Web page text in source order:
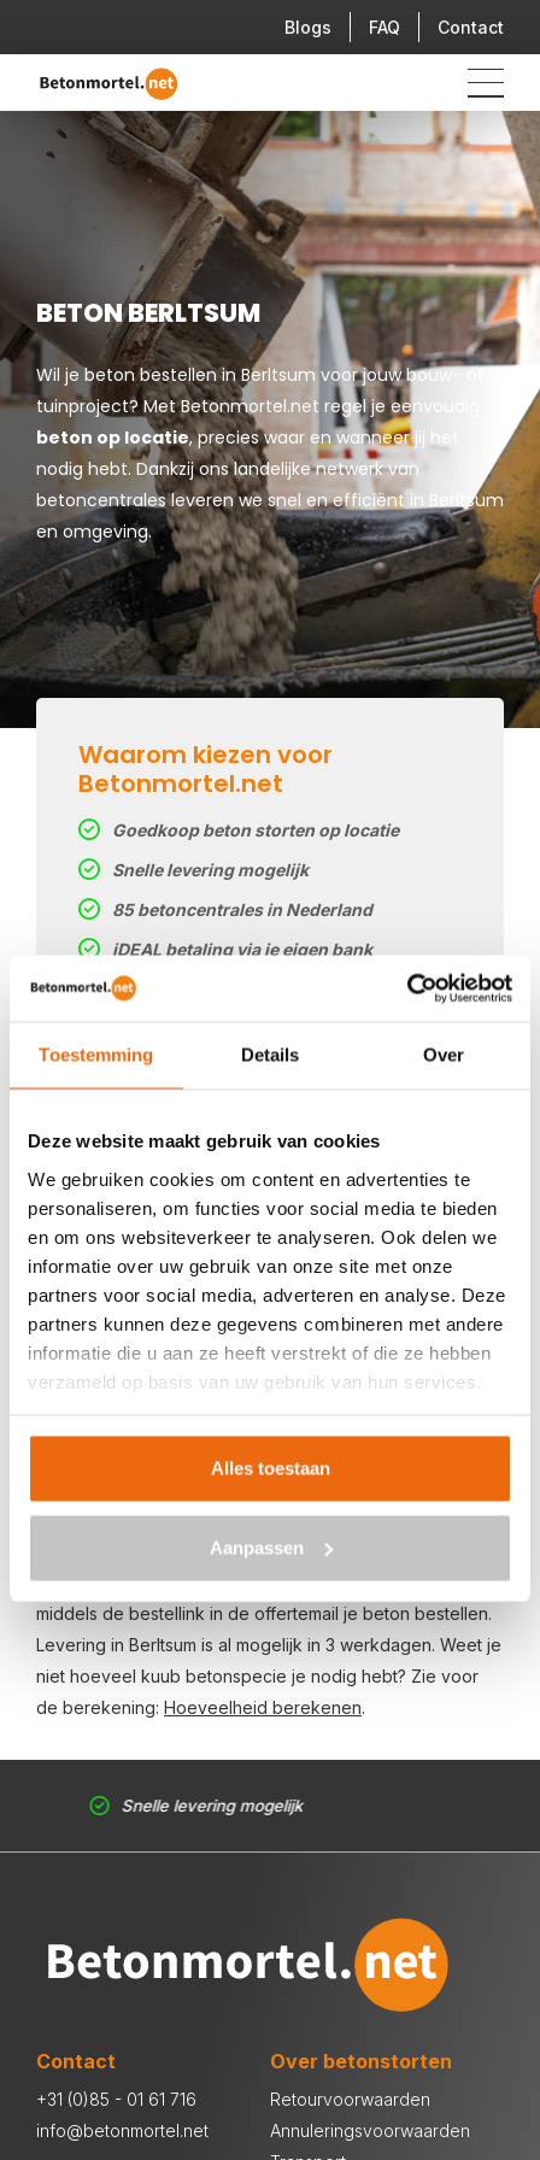
Toestemming Details Over
Deze website maakt gebruik van cookies
We gebruiken cookies om content en advertenties te
personaliseren, om functies voor social media te bieden
en om ons websiteverkeer te analyseren. Ook delen we
informatie over uw gebruik van onze site met onze
partners voor social media, adverteren en analyse. Deze
partners kunnen deze gegevens combineren met andere
informatie die u aan ze heeft verstrekt of die ze hebben
verzameld op basis van uw gebruik van hun services.
Alles toestaan
Aanpassen
Blogs FAQ Contact
BETON BERLTSUM
Wil je beton bestellen in Berltsum voor jouw bouw- of
tuinproject? Met Betonmortel.net regel je eenvoudig
beton op locatie, precies waar en wanneer jij het
nodig hebt. Dankzij ons landelijke netwerk van
betoncentrales leveren we snel en efficiënt in Berltsum
en omgeving.
BETON BESTELLEN IN BERLTSUM
Ben je op zoek naar een leverancier bij jou in de buurt die
goedkoop beton kan storten in Berltsum? Dan ben je bij
ons aan het juiste adres. Wij bezorgen kant-en-klaar
in Berltsum bestellen is eenvoudig: vraag vrijblijvend een
type beton, de optionele keuze voor een betonpomp en
je e-mailadres in en ontvang binnen enkele seconden een
gerichte prijs per e-mail voor Berltsum. Aansluitend kun je
middels de bestellink in de offertemail je beton bestellen.
Levering in Berltsum is al mogelijk in 3 werkdagen. Weet je
niet hoeveel kuub betonspecie je nodig hebt? Zie voor
de berekening: Hoeveelheid berekenen.
Waarom kiezen voor
Betonmortel.net
Goedkoop beton storten op locatie
Snelle levering mogelijk
85 betoncentrales in Nederland
iDEAL betaling via je eigen bank
Prijs op basis van uw postcode
Veilig betalen met:
Snelle levering mogelijk
Contact
+31 (0)85 - 01 61 716
info@betonmortel.net
Over betonstorten
Retourvoorwaarden
Annuleringsvoorwaarden